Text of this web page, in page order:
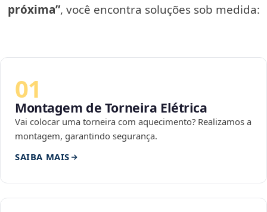
próxima”, você encontra soluções sob medida:
01
Montagem de Torneira Elétrica
Vai colocar uma torneira com aquecimento? Realizamos a
montagem, garantindo segurança.
SAIBA MAIS